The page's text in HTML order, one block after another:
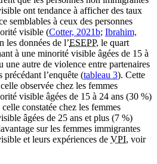
ont tendance à afficher des taux
semblables à ceux des personnes
visible (Cotter, 2021b; Ibrahim,
les données de l’ESEPP, le quart
à une minorité visible âgées de 15 à
une autre de violence entre partenaires
l’enquête (tableau 3). Cette
observée chez les femmes
visible âgées de 15 à 24 ans (30 %)
constatée chez les femmes
âgées de 25 ans et plus (7 %)
sur les femmes immigrantes
et leurs expériences de VPI, voir